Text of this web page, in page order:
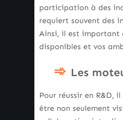
participation à des
requiert souvent des
Ainsi, il est important
disponibles et vos
Les
Pour réussir en R&D,
être non seulement